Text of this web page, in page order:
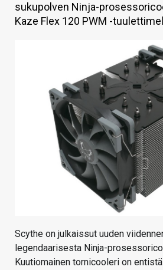
HINTA.FI
sukupolven Ninja-
Kaze Flex 120 PWM -
Scythe on julkaissut uuden
legendaarisesta Ninja-
Kuutiomainen tornicooleri on